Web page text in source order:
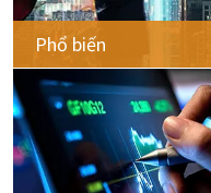
Phổ biến